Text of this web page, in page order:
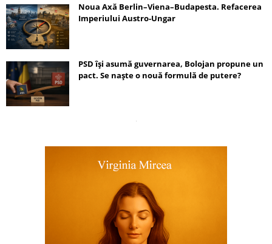
Noua Axă Berlin–Viena–Budapesta. Refacerea
Imperiului Austro-Ungar
PSD își asumă guvernarea, Bolojan propune un
pact. Se naște o nouă formulă de putere?